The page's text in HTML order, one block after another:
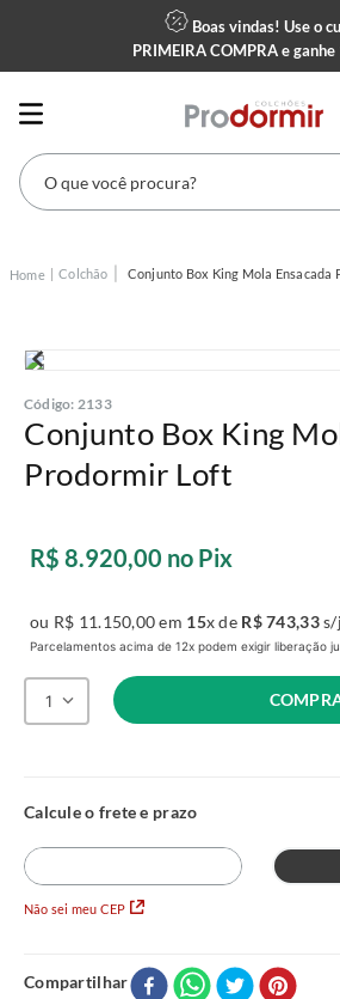
Boas vindas! Use o
PRIMEIRA COMPRAe ganhe
O que você procura?
Colchão Conjunto Box King Mola Ensacada
Código: 2133
Conjunto Box King
Prodormir Loft
R$ 8.920,00 no Pix
ou R$ 11.150,00em 15x de R$743,33s/
Parcelamentos acima de 12x podem exigir liberação
1
Não sei meu CEP
Compartilhar